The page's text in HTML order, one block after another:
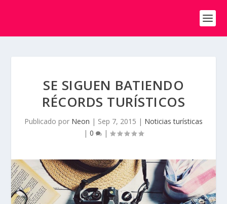
SE SIGUEN BATIENDO
RÉCORDS TURÍSTICOS
Publicado por Neon | Sep 7, 2015 | Noticias turísticas
| 0 |